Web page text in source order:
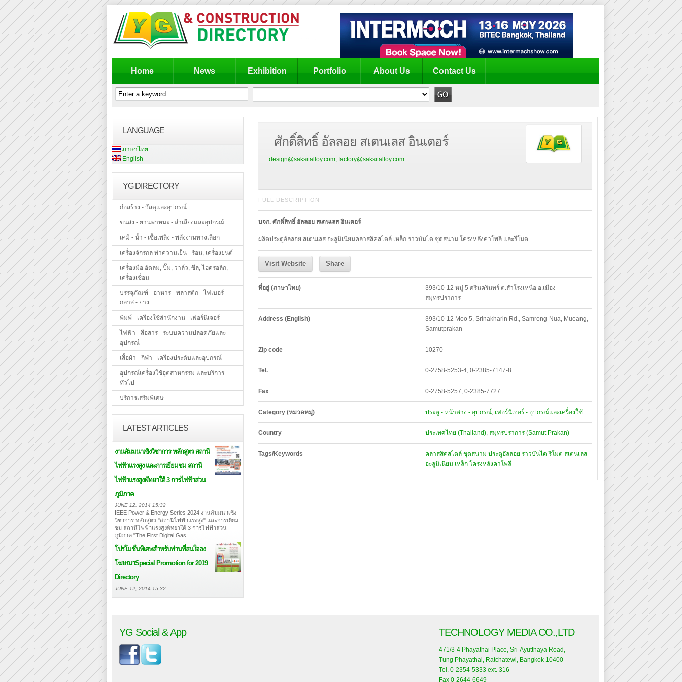
Home News Exhibition Portfolio About Us Contact Us
LANGUAGE
ภาษาไทย
English
YG DIRECTORY
ก่อสร้าง - วัสดุและอุปกรณ์
ขนส่ง - ยานพาหนะ - ลำเลียงและอุปกรณ์
เคมี - น้ำ - เชื้อเพลิง - พลังงานทางเลือก
เครื่องจักรกล ทำความเย็น - ร้อน, เครื่องยนต์
เครื่องมือ อัดลม, ปั๊ม, วาล์ว, ซีล, ไฮดรอลิก,
เครื่องเชื่อม
บรรจุภัณฑ์ - อาหาร - พลาสติก - ไฟเบอร์
กลาส - ยาง
พิมพ์ - เครื่องใช้สำนักงาน - เฟอร์นิเจอร์
ไฟฟ้า - สื่อสาร - ระบบความปลอดภัยและ
อุปกรณ์
เสื้อผ้า - กีฬา - เครื่องประดับและอุปกรณ์
อุปกรณ์เครื่องใช้อุตสาหกรรม และบริการ
ทั่วไป
บริการเสริมพิเศษ
LATEST ARTICLES
งานสัมมนาเชิงวิชาการ หลักสูตร สถานี
ไฟฟ้าแรงสูง และการเยี่ยมชม สถานี
ไฟฟ้าแรงสูงพัทยาใต้ 3 การไฟฟ้าส่วน
ภูมิภาค
JUNE 12, 2014 15:32
IEEE Power & Energy Series 2024 งานสัมมนาเชิง
วิชาการ หลักสูตร "สถานีไฟฟ้าแรงสูง" และการเยี่ยม
ชม สถานีไฟฟ้าแรงสูงพัทยาใต้ 3 การไฟฟ้าส่วน
ภูมิภาค "The First Digital Gas
โปรโมชั่นพิเศษสำหรับท่านที่สนใจลง
โฆษณาSpecial Promotion for 2019
Directory
JUNE 12, 2014 15:32
ศักดิ์สิทธิ์ อัลลอย สเตนเลส อินเตอร์
design@saksitalloy.com, factory@saksitalloy.com
FULL DESCRIPTION
บจก. ศักดิ์สิทธิ์ อัลลอย สเตนเลส อินเตอร์
ผลิตประตูอัลลอย สเตนเลส อะลูมิเนียมคลาสสิคสไตล์ เหล็ก ราวบันได ชุดสนาม โครงหลังคาโพลี และรีโมต
Visit Website Share
ที่อยู่ (ภาษาไทย)
393/10-12 หมู่ 5 ศรีนครินทร์ ต.สำโรงเหนือ อ.เมือง
สมุทรปราการ
Address (English)
393/10-12 Moo 5, Srinakharin Rd., Samrong-Nua, Mueang,
Samutprakan
Zip code 10270
Tel. 0-2758-5253-4, 0-2385-7147-8
Fax 0-2758-5257, 0-2385-7727
Category (หมวดหมู่) ประตู - หน้าต่าง - อุปกรณ์, เฟอร์นิเจอร์ - อุปกรณ์และเครื่องใช้
Country ประเทศไทย (Thailand), สมุทรปราการ (Samut Prakan)
Tags/Keywords คลาสสิคสไตล์ ชุดสนาม ประตูอัลลอย ราวบันได รีโมต สเตนเลส
อะลูมิเนียม เหล็ก โครงหลังคาโพลี
YG Social & App TECHNOLOGY MEDIA CO.,LTD
471/3-4 Phayathai Place, Sri-Ayutthaya Road,
Tung Phayathai, Ratchatewi, Bangkok 10400
Tel. 0-2354-5333 ext. 316
Fax 0-2644-6649